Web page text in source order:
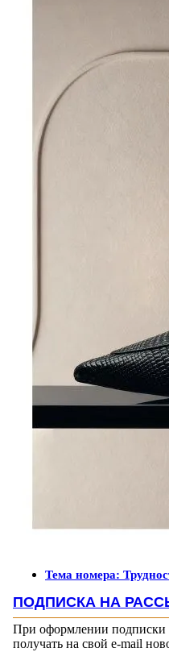
Тема номера:
ПОДПИСКА НА
При оформлении подписки
получать на свой e-mail